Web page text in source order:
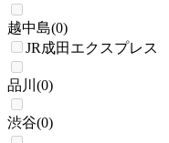
越中島(0)
JR成田エクスプレス
品川 (0)
渋谷(0)